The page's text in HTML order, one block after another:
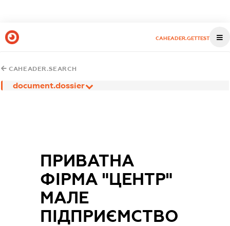
CAHEADER.GETTEST
CAHEADER.SEARCH
document.dossier
ПРИВАТНА
ФІРМА "ЦЕНТР"
МАЛЕ
ПІДПРИЄМСТВО